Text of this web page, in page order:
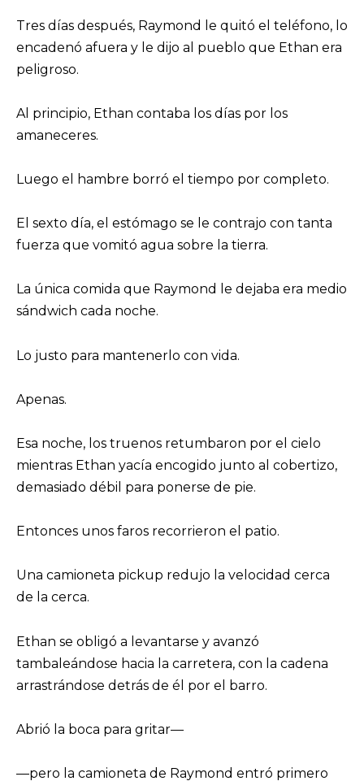
Tres días después, Raymond le quitó el teléfono, lo
encadenó afuera y le dijo al pueblo que Ethan era
peligroso.
Al principio, Ethan contaba los días por los
amaneceres.
Luego el hambre borró el tiempo por completo.
El sexto día, el estómago se le contrajo con tanta
fuerza que vomitó agua sobre la tierra.
La única comida que Raymond le dejaba era medio
sándwich cada noche.
Lo justo para mantenerlo con vida.
Apenas.
Esa noche, los truenos retumbaron por el cielo
mientras Ethan yacía encogido junto al cobertizo,
demasiado débil para ponerse de pie.
Entonces unos faros recorrieron el patio.
Una camioneta pickup redujo la velocidad cerca
de la cerca.
Ethan se obligó a levantarse y avanzó
tambaleándose hacia la carretera, con la cadena
arrastrándose detrás de él por el barro.
Abrió la boca para gritar—
—pero la camioneta de Raymond entró primero